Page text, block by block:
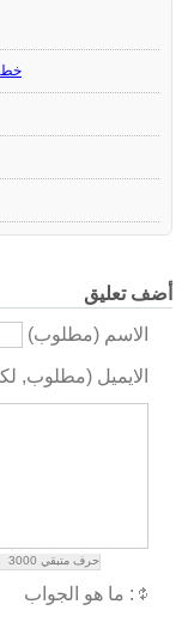
أضف تعليق
الاسم (مطلوب)
الايميل (مطلوب,
3000 حرف متبقي
ما هو الجواب :